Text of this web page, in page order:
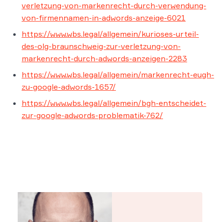
verletzung-von-markenrecht-durch-verwendung-
von-firmennamen-in-adwords-anzeige-6021
https://www.wbs.legal/allgemein/kurioses-urteil-
des-olg-braunschweig-zur-verletzung-von-
markenrecht-durch-adwords-anzeigen-2283
https://www.wbs.legal/allgemein/markenrecht-eugh-
zu-google-adwords-1657/
https://www.wbs.legal/allgemein/bgh-entscheidet-
zur-google-adwords-problematik-762/